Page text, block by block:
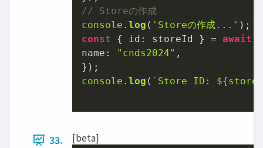
// Storeの作成
console . log ( 'Storeの作成...'
const { id : storeId } = await
name : "cnds2024" ,
console . log ( `Store ID:
33. [beta]